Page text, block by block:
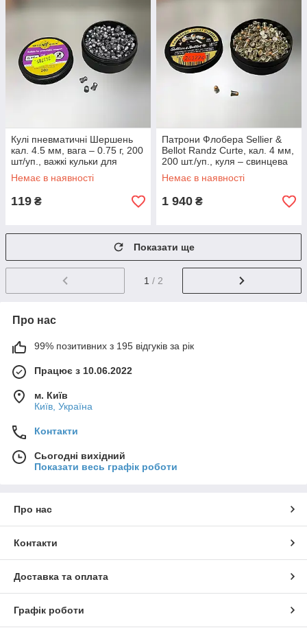
Кулі пневматичні Шершень
кал. 4.5 мм, вага – 0.75 г, 200
шт/уп., важкі кульки для
пневматики
Немає в наявності
119 ₴
Патрони Флобера Sellier &
Bellot Randz Curte, кал. 4 мм,
200 шт./уп., куля – свинцева
кулька плакована міддю
(V355332)
Немає в наявності
1 940 ₴
Показати ще
1 / 2
Про нас
99% позитивних з 195 відгуків за рік
Працює з 10.06.2022
м. Київ
Київ, Україна
Контакти
Сьогодні вихідний
Показати весь графік роботи
Про нас
Контакти
Доставка та оплата
Графік роботи